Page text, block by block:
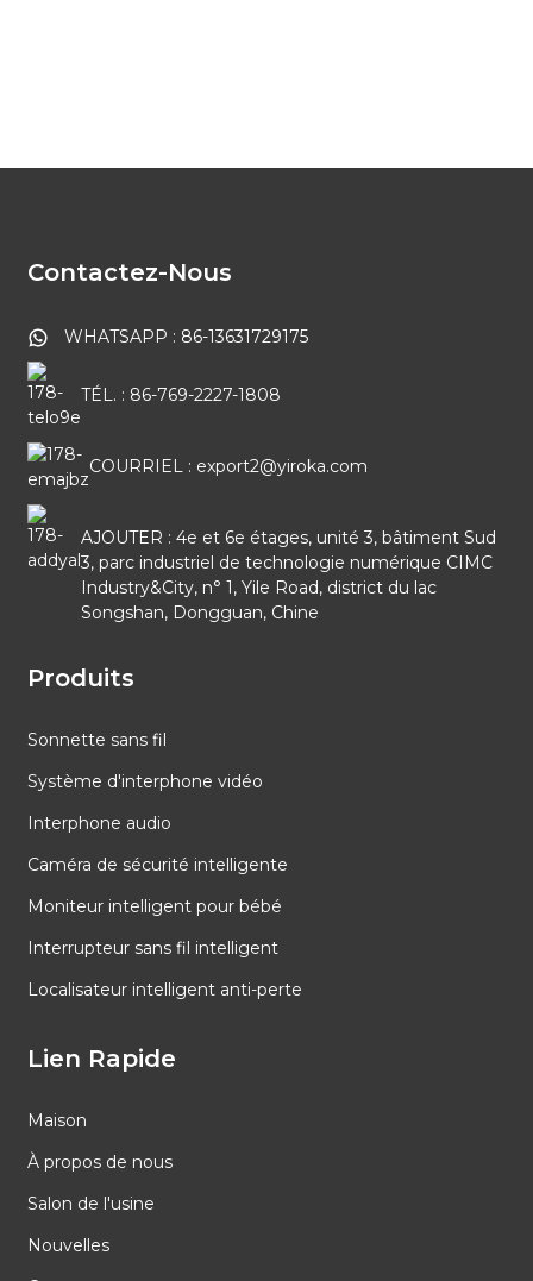
Contactez-Nous
WHATSAPP : 86-13631729175
TÉL. : 86-769-2227-1808
COURRIEL : export2@yiroka.com
AJOUTER : 4e et 6e étages, unité 3, bâtiment Sud
3, parc industriel de technologie numérique CIMC
Industry&City, n° 1, Yile Road, district du lac
Songshan, Dongguan, Chine
Produits
Sonnette sans fil
Système d'interphone vidéo
Interphone audio
Caméra de sécurité intelligente
Moniteur intelligent pour bébé
Interrupteur sans fil intelligent
Localisateur intelligent anti-perte
Lien Rapide
Maison
À propos de nous
Salon de l'usine
Nouvelles